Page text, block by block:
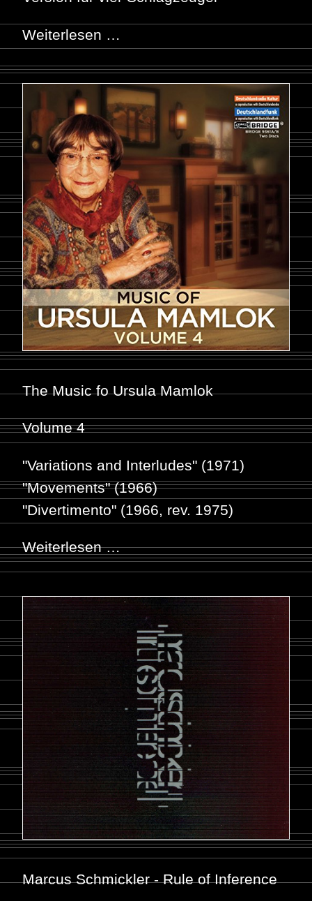
Weiterlesen …
The Music fo Ursula Mamlok
Volume 4
"Variations and Interludes" (1971)
"Movements" (1966)
"Divertimento" (1966, rev. 1975)
Weiterlesen …
Marcus Schmickler - Rule of Inference